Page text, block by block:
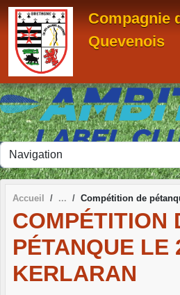
Compagnie
Quevenois
Accueil Compétition de
COMPÉTITION
PÉTANQUE LE
KERLARAN
Panneau de gestion des cookies